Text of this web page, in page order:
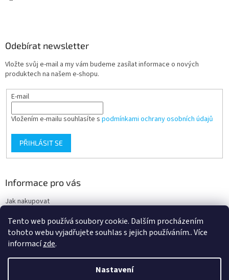
Tento web používá soubory cookie. Dalším procházením
tohoto webu vyjadřujete souhlas s jejich používáním.. Více
informacízde.
Nastavení
Odebírat newsletter
Vložte svůj e-mail a my vám budeme zasílat informace o nových
produktech na našem e-shopu.
E-mail
Vložením e-mailu souhlasíte s podmínkami ochrany osobních údajů
PŘIHLÁSIT SE
Informace pro vás
Jak nakupovat
Podmínky ochrany osobních údajů
Vytvořil Shoptet